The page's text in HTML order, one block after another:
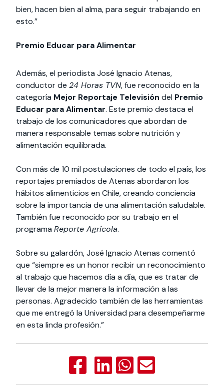
bien, hacen bien al alma, para seguir trabajando en
esto.”
Premio Educar para Alimentar
Además, el periodista José Ignacio Atenas,
conductor de 24 Horas TVN, fue reconocido en la
categoría Mejor Reportaje Televisión del Premio
Educar para Alimentar. Este premio destaca el
trabajo de los comunicadores que abordan de
manera responsable temas sobre nutrición y
alimentación equilibrada.
Con más de 10 mil postulaciones de todo el país, los
reportajes premiados de Atenas abordaron los
hábitos alimenticios en Chile, creando conciencia
sobre la importancia de una alimentación saludable.
También fue reconocido por su trabajo en el
programa Reporte Agrícola.
Sobre su galardón, José Ignacio Atenas comentó
que “siempre es un honor recibir un reconocimiento
al trabajo que hacemos día a día, que es tratar de
llevar de la mejor manera la información a las
personas. Agradecido también de las herramientas
que me entregó la Universidad para desempeñarme
en esta linda profesión.”